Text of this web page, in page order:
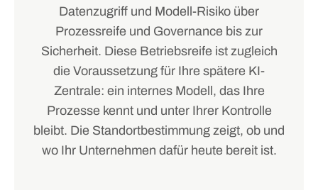
Datenzugriff und Modell-Risiko über
Prozessreife und Governance bis zur
Sicherheit. Diese Betriebsreife ist zugleich
die Voraussetzung für Ihre spätere KI-
Zentrale: ein internes Modell, das Ihre
Prozesse kennt und unter Ihrer Kontrolle
bleibt. Die Standortbestimmung zeigt, ob und
wo Ihr Unternehmen dafür heute bereit ist.